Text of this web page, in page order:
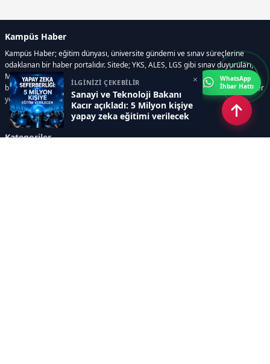
İLGİNİZİ ÇEKEBİLİR
Sanayi ve Teknoloji Bakanı
Kacır açıkladı: 5 Milyon kişiye
yapay zeka eğitimi verilecek
×
Kampüs Haber
Kampüs Haber; eğitim dünyası, üniversite gündemi ve sınav süreçlerine
odaklanan bir haber portalıdır. Sitede; YKS, ALES, LGS gibi sınav duyuruları,
Milli Eğitim Bakanlığı gelişmeleri, üniversite haberleri, rehberlik içerikleri,
bilim ve teknoloji alanındaki yenilikler ile öğrenci yaşamına dair güncel bilgiler
yer alır.
Kategoriler
WhatsApp
İhbar Hattı